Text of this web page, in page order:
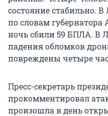
состояние стабильно.
по словам губернатора
ночь сбили 59 БПЛА. В
падения обломков
повреждены четыре
Пресс-секретарь
прокомментировал
произошла в день